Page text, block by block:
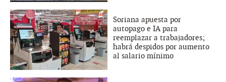
Soriana apuesta por
autopago e IA para
reemplazar a trabajadores;
habrá despidos por aumento
al salario mínimo